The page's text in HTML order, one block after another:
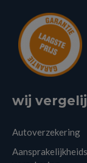
wij
Autoverzekering